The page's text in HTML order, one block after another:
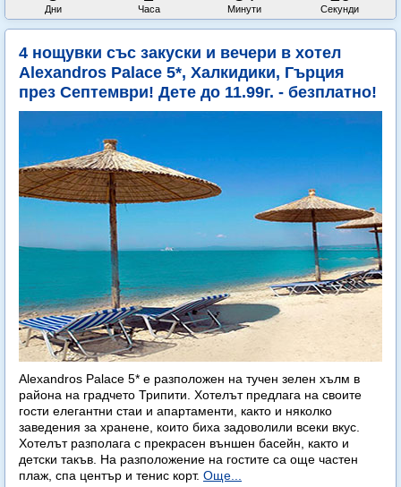
Дни Часа Минути Секунди
4 нощувки със закуски и вечери в хотел
Alexandros Palace 5*, Халкидики, Гърция
през Септември! Дете до 11.99г. - безплатно!
Alexandros Palace 5* e разположен на тучен зелен хълм в
района на градчето Трипити. Хотелът предлага на своите
гости елегантни стаи и апартаменти, както и няколко
заведения за хранене, които биха задоволили всеки вкус.
Хотелът разполага с прекрасен външен басейн, както и
детски такъв. На разположение на гостите са още частен
плаж, спа център и тенис корт. Още...